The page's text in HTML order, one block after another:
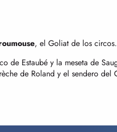
, el Goliat de los circos.
de Estaubé y la meseta de
de Roland y el sendero del